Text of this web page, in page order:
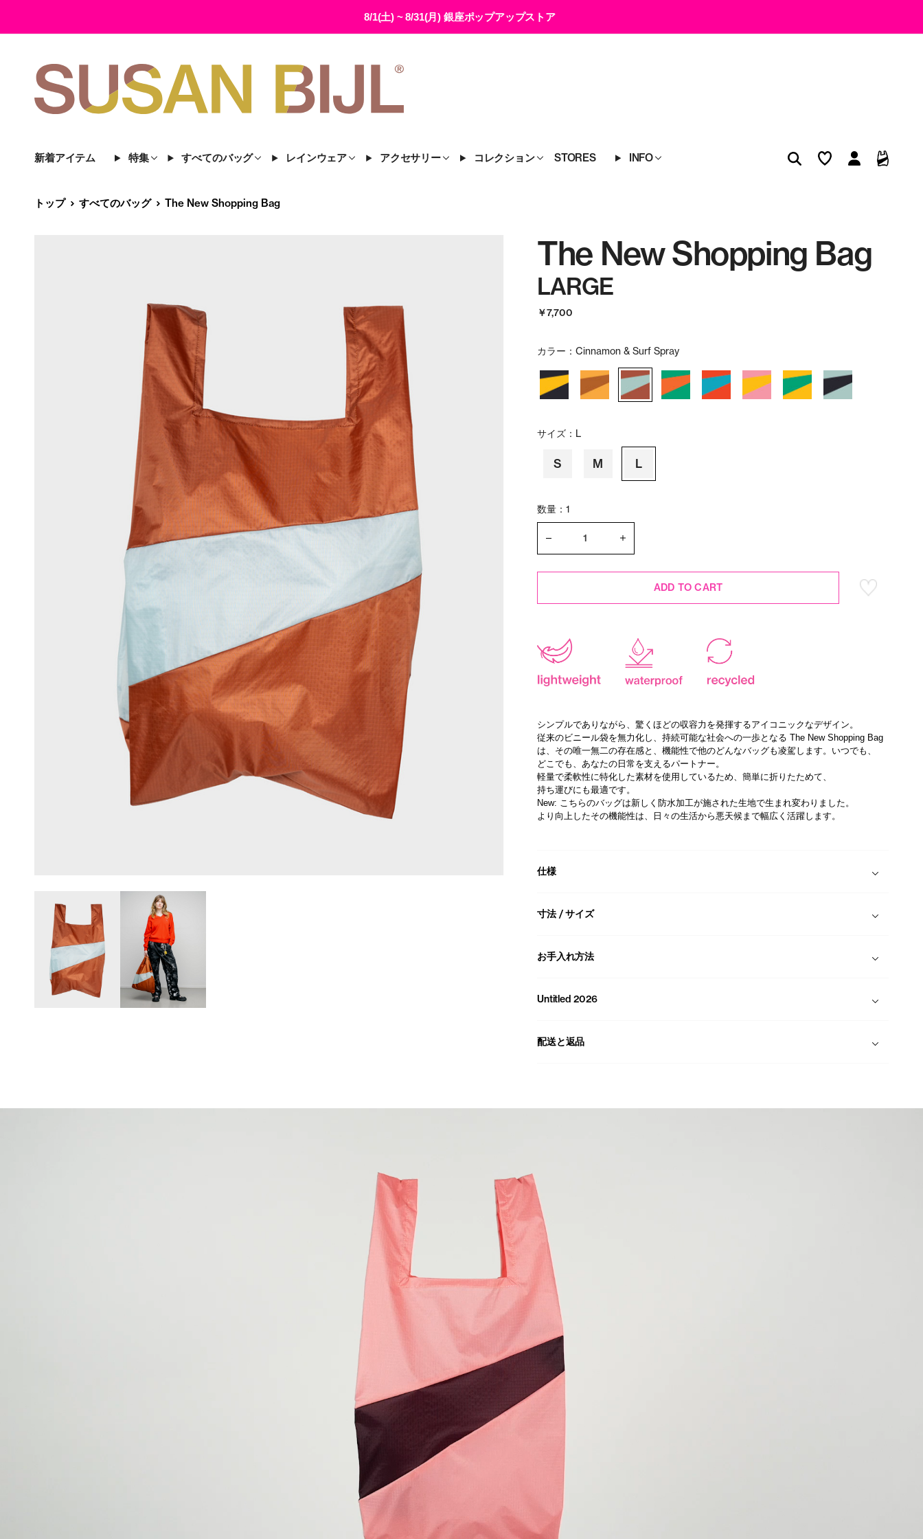
8/1(土) ~ 8/31(月) 銀座ポップアップストア
新着アイテム 特集 すべてのバッグ レインウェア アクセサリー コレクション STORES INFO
トップ すべてのバッグ The New Shopping Bag
The New Shopping Bag
LARGE
￥7,700
カラー：Cinnamon & Surf Spray
サイズ： L
S M L
数量：1
ADD TO CART
シンプルでありながら、驚くほどの収容力を発揮するアイコニックなデザイン。
従来のビニール袋を無力化し、持続可能な社会への一歩となる The New Shopping Bag
は、その唯一無二の存在感と、機能性で他のどんなバッグも凌駕します。いつでも、
どこでも、あなたの日常を支えるパートナー。
軽量で柔軟性に特化した素材を使用しているため、簡単に折りたためて、
持ち運びにも最適です。
New: こちらのバッグは新しく防水加工が施された生地で生まれ変わりました。
より向上したその機能性は、日々の生活から悪天候まで幅広く活躍します。
仕様
寸法 / サイズ
お手入れ方法
Untitled 2026
配送と返品